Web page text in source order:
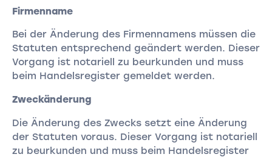
Firmenname
Bei der Änderung des Firmennamens müssen die
Statuten entsprechend geändert werden. Dieser
Vorgang ist notariell zu beurkunden und muss
beim Handelsregister gemeldet werden.
Zweckänderung
Die Änderung des Zwecks setzt eine Änderung
der Statuten voraus. Dieser Vorgang ist notariell
zu beurkunden und muss beim Handelsregister